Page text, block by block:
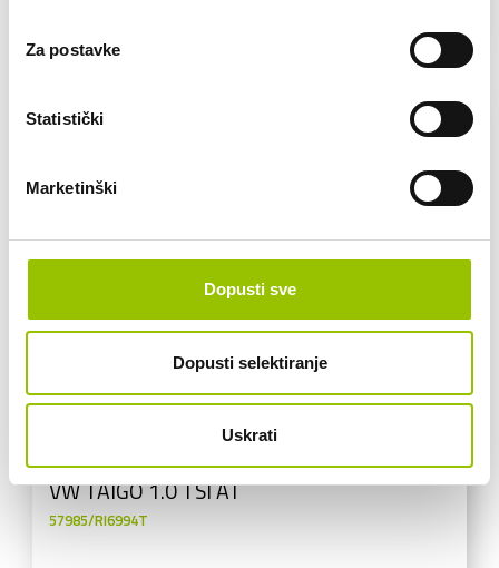
Za postavke
Statistički
Marketinški
Dopusti sve
Dopusti selektiranje
Uskrati
VW TAIGO 1.0 TSI AT
57985/RI6994T